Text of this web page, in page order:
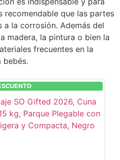
recomendable que las partes
a la corrosión. Además del
madera, la pintura o bien la
frecuentes en la
bebés.